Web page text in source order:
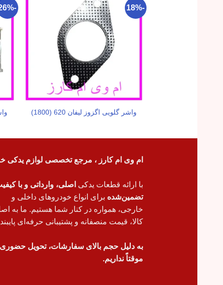
-18%
واشر گلویی اگزوز لیفان 620 (1800)
-26%
ام وی ام کارز ، مرجع تخصصی لوازم یدکی
با ارائه قطعات یدکی اصلی، وارداتی و با
تضمین‌شده برای انواع خودروهای داخلی و
خارجی، همواره در کنار شما هستیم. ما به
کالا، قیمت منصفانه و پشتیبانی حرفه‌ای
به دلیل حجم بالای سفارشات، تحویل حضوری
موقتاً نداریم.